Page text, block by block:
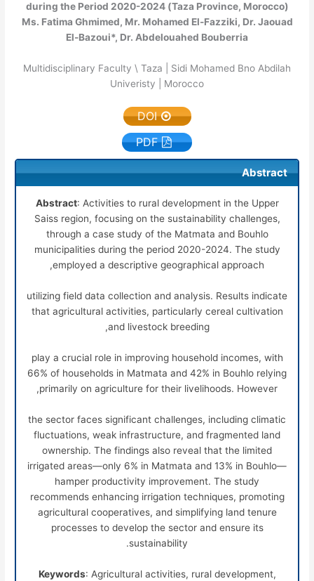
(Taza Province, Morocco) during the Period 2020-2024
Ms. Fatima Ghmimed, Mr. Mohamed El-Fazziki, Dr. Jaouad
El-Bazoui*, Dr. Abdelouahed Bouberria
Multidisciplinary Faculty \ Taza | Sidi Mohamed Bno Abdilah
Univeristy | Morocco
DOI
PDF
Abstract
Abstract: Activities to rural development in the Upper
Saiss region, focusing on the sustainability challenges,
through a case study of the Matmata and Bouhlo
municipalities during the period 2020-2024. The study
employed a descriptive geographical approach,
utilizing field data collection and analysis. Results indicate
that agricultural activities, particularly cereal cultivation
and livestock breeding,
play a crucial role in improving household incomes, with
66% of households in Matmata and 42% in Bouhlo relying
primarily on agriculture for their livelihoods. However,
the sector faces significant challenges, including climatic
fluctuations, weak infrastructure, and fragmented land
ownership. The findings also reveal that the limited
irrigated areas—only 6% in Matmata and 13% in Bouhlo—
hamper productivity improvement. The study
recommends enhancing irrigation techniques, promoting
agricultural cooperatives, and simplifying land tenure
processes to develop the sector and ensure its
sustainability.
Keywords: Agricultural activities, rural development,